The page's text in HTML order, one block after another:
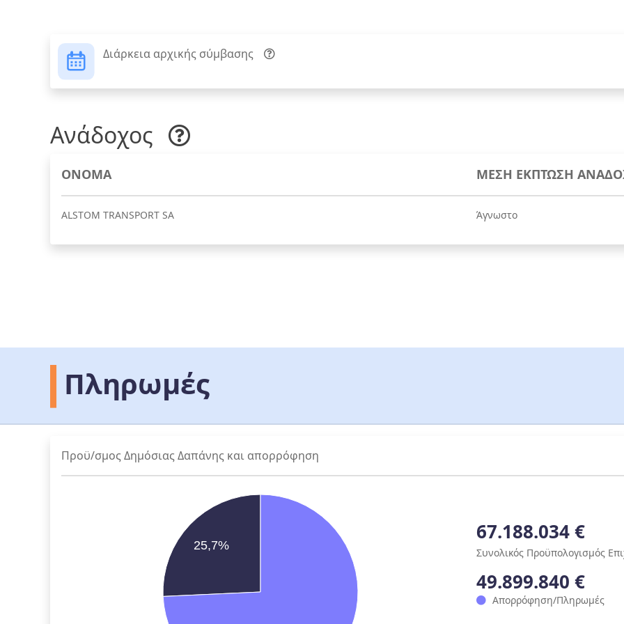
Διάρκεια αρχικής σύμβασης
Ανάδοχος
ΟΝΟΜΑ ΜΕΣΗ ΕΚΠΤΩΣΗ
ALSTΟΜ TRANSPORT SA Άγνωστο
Πληρωμές
Προϋ/σμος Δημόσιας Δαπάνης και απορρόφηση
25,7%
67.188.034 €
Συνολικός Προϋπολογισμός
49.899.840 €
Απορρόφηση/Πληρωμές